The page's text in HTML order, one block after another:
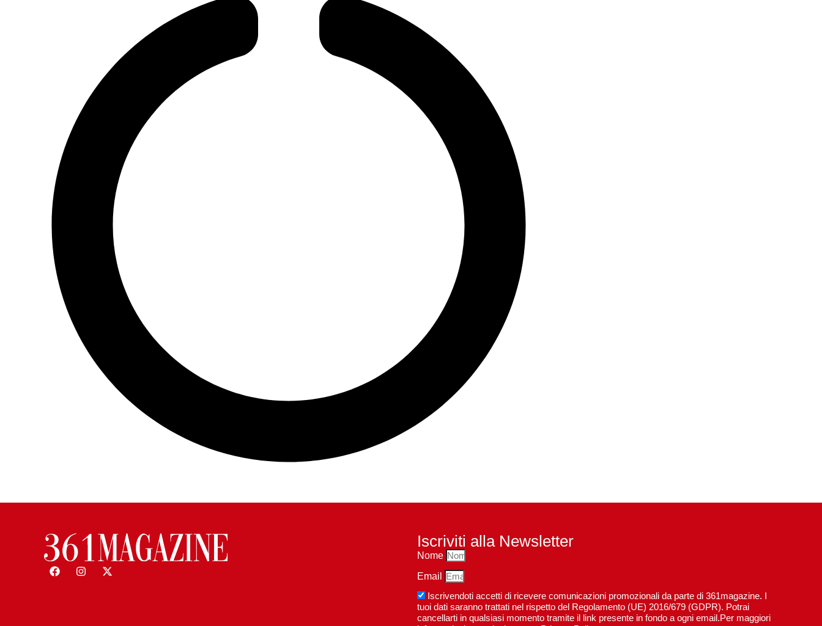
Iscriviti alla Newsletter
Nome
Email
Iscrivendoti accetti di ricevere comunicazioni promozionali da parte di 361magazine. I
tuoi dati saranno trattati nel rispetto del Regolamento (UE) 2016/679 (GDPR). Potrai
cancellarti in qualsiasi momento tramite il link presente in fondo a ogni email.Per maggiori